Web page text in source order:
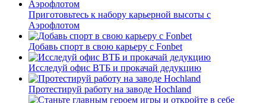
Приготовьтесь к набору карьерной высоты с
Аэрофлотом
Добавь спорт в свою карьеру с Fonbet
Исследуй офис ВТБ и прокачай дедукцию
Протестируй работу на заводе Hochland